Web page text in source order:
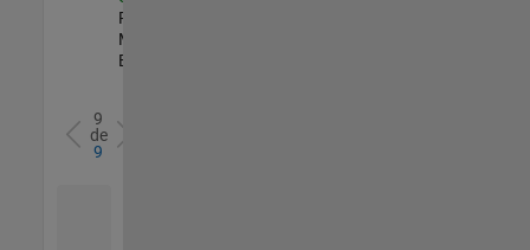
Product
Marketing |
Experimentado
9
de
9